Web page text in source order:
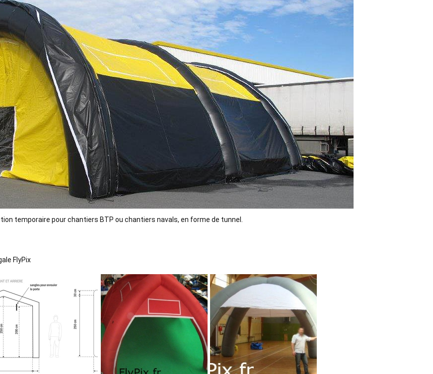
temporaire pour chantiers BTP ou chantiers navals, en forme de tunnel.
FlyPix